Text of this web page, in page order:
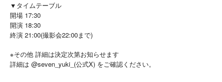
▼タイムテーブル
開場 17:30
開演 18:30
終演 21:00(撮影会22:00まで)
※その他 詳細は決定次第お知らせます
詳細は @seven_yuki_(公式X) をご確認ください。